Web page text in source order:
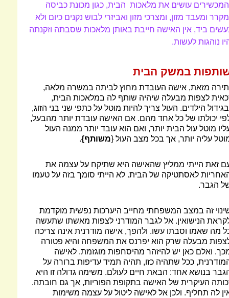
עושים את מלאכות הבית, כגון מכונת כביסה
ומעבד מזון, ומצרכי מזון ואביזרי לבוש נקנים כיום ולא
ביד, אין האישה חייבת באותן מלאכות שסבתה וזקנתה
נוהגות לעשות.
במשק הבית
מזאת, אישה העובדת מחוץ לביתה במשרה מלאה,
לצפות מבעלה שיהיה שותף לה במלאכות הבית,
הילדים. העול צריך להיות מוטל על כתפי שני בני הזוג,
יכולתו של כל אחד מהם. אם האישה עובדת יותר מהבעל,
מוטל עול הבית יותר, ואם הוא עובד יותר ממנה העול
עליה יותר, אך בכל מצב העול {משותף}.
זאת הייתי ממליץ שהאישה היא שתיקח על עצמה את
לאסתטיקה של הבית. לא הייתי סומך בזה על טעמו
הגבר.
זה במצב המשפחתי מחייב היערכות נפשית מוקדמת
הנישואין. אל לגבר המודרני לצפות מאשתו שתעשה
מה שאמו וסבתו עשו. ולהפך, אישה מודרנית אינה צריכה
מבעלה שרק הוא יפרנס את המשפחה והיא פטורה
ואלם כאן יש להיזהר מהיסחפות מוגזמת. לאישה
ככל שתהיה כזו, תהיה תמיד עדיפות ברורה על
בנושא אחד: הבאת חיים לעולם. משימה גדולה זו היא
העיקרית של האישה בתקופת הפוריות, אך גם חובתה.
לה תחליף. ולכן אל לאישה ליטול על עצמה משימות